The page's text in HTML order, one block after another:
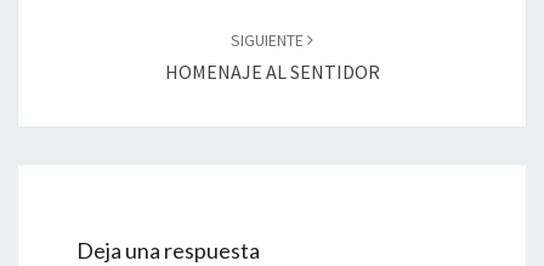
SIGUIENTE
HOMENAJE AL SENTIDOR
Deja una respuesta